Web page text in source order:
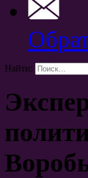
Найти: